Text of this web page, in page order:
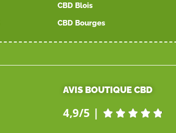
CBD Blois
CBD Bourges
AVIS BOUTIQUE CBD
4,9/5 |     